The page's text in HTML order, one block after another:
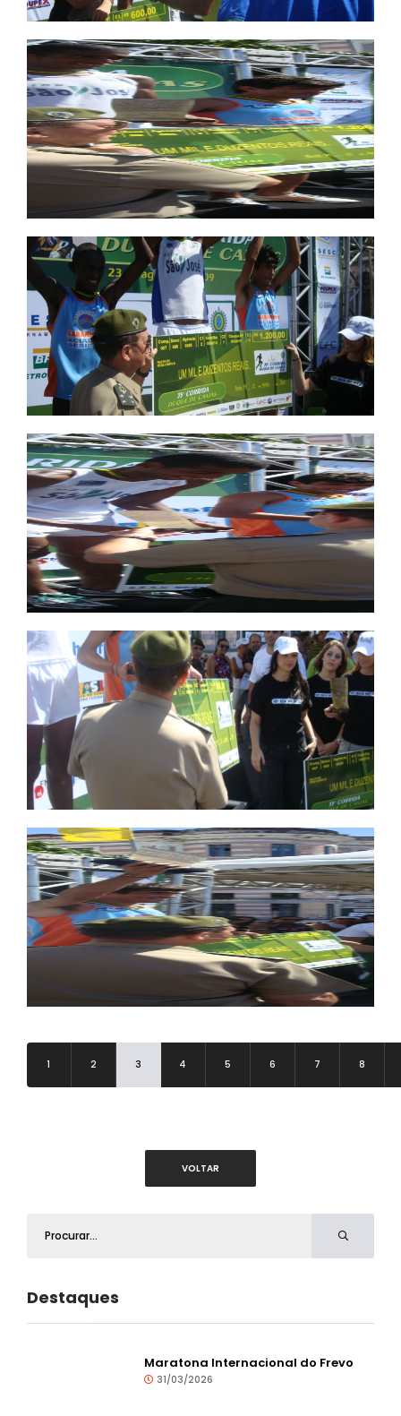
1 2 3 4 5 6 7 8
VOLTAR
Destaques
Maratona Internacional do Frevo
31/03/2026